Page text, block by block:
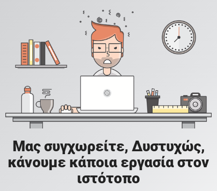
Μας συγχωρείτε, Δυστυχώς,
κάνουμε κάποια εργασία στον
ιστότοπο